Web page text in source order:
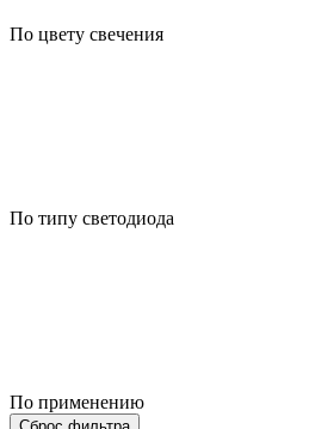
По цвету свечения
По типу светодиода
По применению